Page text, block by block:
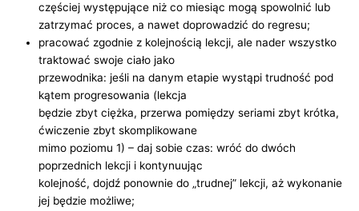
częściej występujące niż co miesiąc mogą spowolnić lub
zatrzymać proces, a nawet doprowadzić do regresu;
pracować zgodnie z kolejnością lekcji, ale nader wszystko
traktować swoje ciało jako
przewodnika: jeśli na danym etapie wystąpi trudność pod
kątem progresowania (lekcja
będzie zbyt ciężka, przerwa pomiędzy seriami zbyt krótka,
ćwiczenie zbyt skomplikowane
mimo poziomu 1) – daj sobie czas: wróć do dwóch
poprzednich lekcji i kontynuując
kolejność, dojdź ponownie do „trudnej” lekcji, aż wykonanie
jej będzie możliwe;